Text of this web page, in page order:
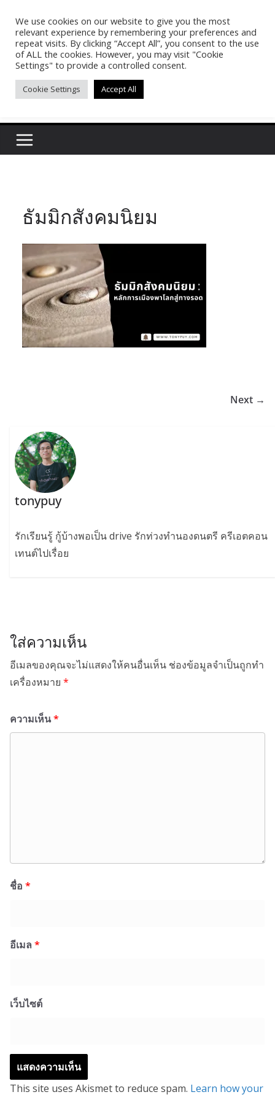
contentPasakon Puypong
(tonypuy)
เปิดพื้นที่การเรียนรู้และพร้อมแบ่งปันของผม
ธัมมิกสังคมนิยม
Next →
tonypuy
รักเรียนรู้ กู้บ้างพอเป็น drive รักท่วงทำนองดนตรี ครีเอตคอน
เทนต์ไปเรื่อย
ใส่ความเห็น
อีเมลของคุณจะไม่แสดงให้คนอื่นเห็น ช่องข้อมูลจำเป็นถูกทำ
เครื่องหมาย *
ความเห็น*
ชื่อ *
อีเมล *
เว็บไซต์
This site uses Akismet to reduce spam. Learn how your
We use cookies on our website to give you the most
relevant experience by remembering your preferences and
repeat visits. By clicking “Accept All”, you consent to the use
of ALL the cookies. However, you may visit "Cookie
Settings" to provide a controlled consent.
Cookie Settings Accept All